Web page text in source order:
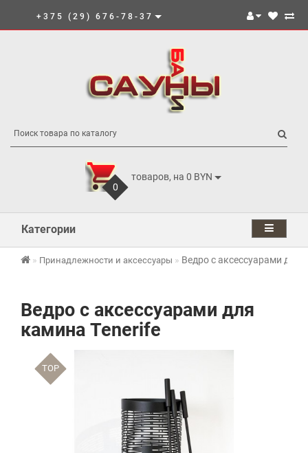
+375 (29) 676-78-37
0
товаров, на 0 BYN
Категории
Принадлежности и аксессуары Ведро с аксессуарами для
Ведро с аксессуарами для
камина Tenerife
TOP